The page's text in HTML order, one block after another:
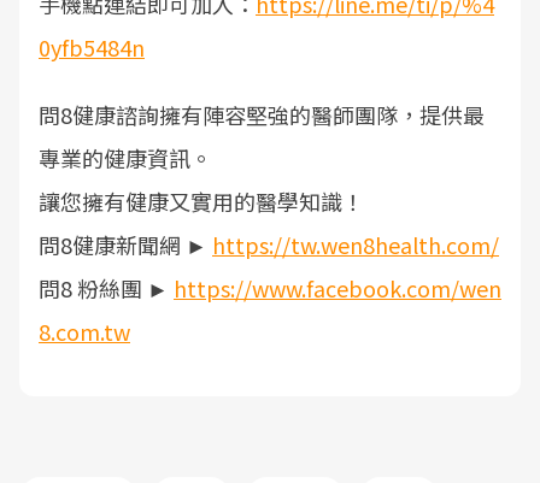
0yfb5484n
問8健康諮詢擁有陣容堅強的醫師團隊，提供最
專業的健康資訊。
讓您擁有健康又實用的醫學知識！
問8健康新聞網 ► https://tw.wen8health.com/
問8 粉絲團 ► https://www.facebook.com/wen
8.com.tw